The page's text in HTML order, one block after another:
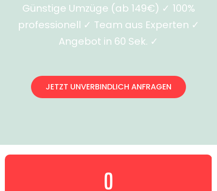
Günstige Umzüge (ab 149€) ✓ 100%
professionell ✓ Team aus Experten ✓
Angebot in 60 Sek. ✓
JETZT UNVERBINDLICH ANFRAGEN
0